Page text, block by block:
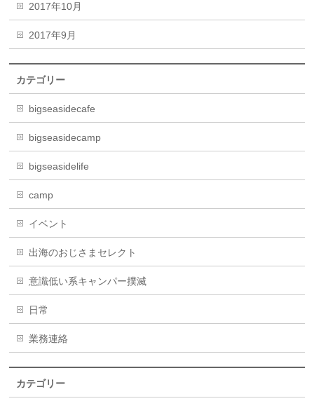
2017年10月
2017年9月
カテゴリー
bigseasidecafe
bigseasidecamp
bigseasidelife
camp
イベント
出海のおじさまセレクト
意識低い系キャンパー撲滅
日常
業務連絡
カテゴリー